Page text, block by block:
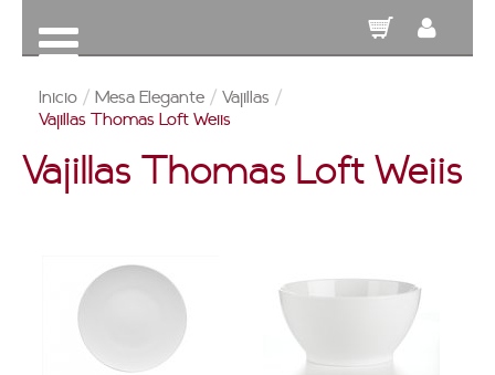
Inicio / Mesa Elegante / Vajillas /
Vajillas Thomas Loft Weiis
Vajillas Thomas Loft Weiis